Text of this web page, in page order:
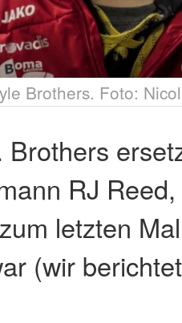
Brothers. Foto:
Brothers
RJ
letzten
(wir